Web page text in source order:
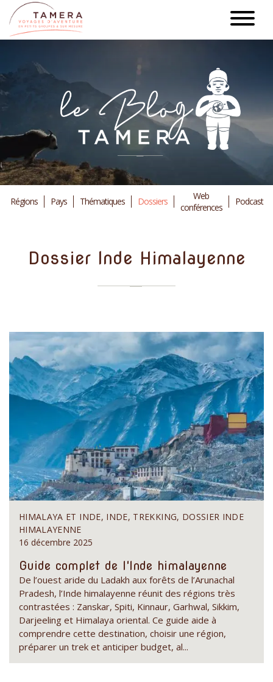
Aller
au
contenu
Régions Pays Thématiques Dossiers
Web
conférences
Podcast
Dossier Inde Himalayenne
HIMALAYA ET INDE, INDE, TREKKING, DOSSIER INDE
HIMALAYENNE
16 décembre 2025
Guide complet de l'Inde himalayenne
De l’ouest aride du Ladakh aux forêts de l’Arunachal
Pradesh, l’Inde himalayenne réunit des régions très
contrastées : Zanskar, Spiti, Kinnaur, Garhwal, Sikkim,
Darjeeling et Himalaya oriental. Ce guide aide à
comprendre cette destination, choisir une région,
préparer un trek et anticiper budget, al...